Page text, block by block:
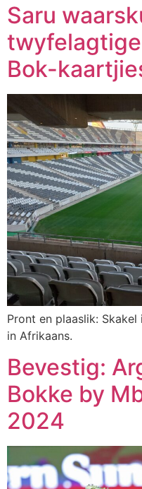
Saru
Bok-
Pront en plaaslik:
in Afrikaans.
Bevestig:
Bokke by
2024